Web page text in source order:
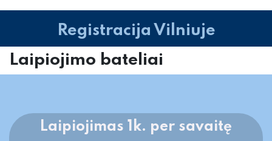
Registracija Vilniuje
Laipiojimo bateliai
Laipiojimas 1k. per savaitę